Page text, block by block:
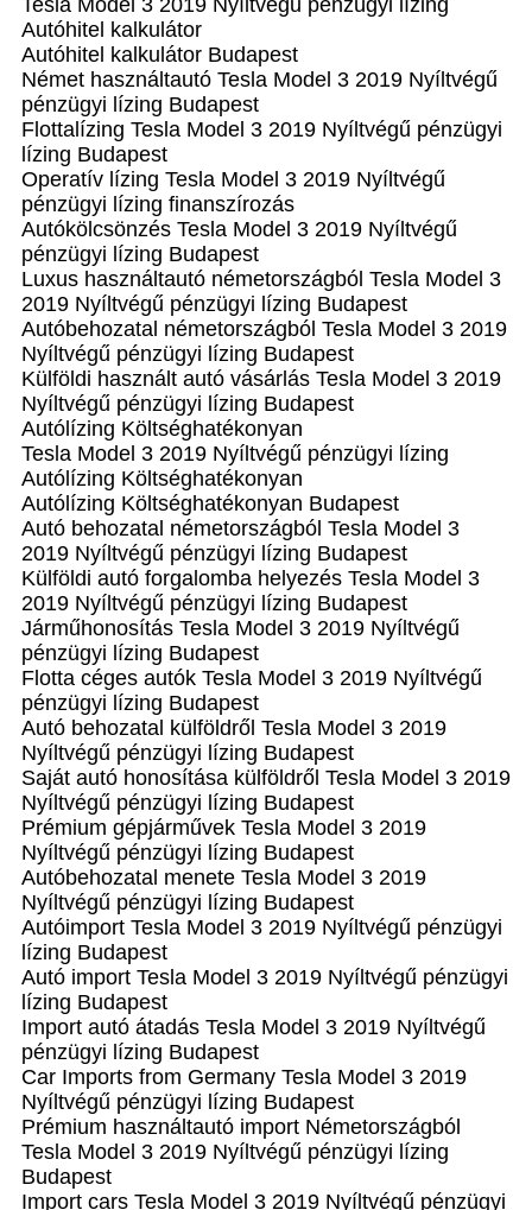
Tesla Model 3 2019 Nyíltvégű pénzügyi lízing
Autóhitel kalkulátor
Autóhitel kalkulátor Budapest
Német használtautó Tesla Model 3 2019 Nyíltvégű
pénzügyi lízing Budapest
Flottalízing Tesla Model 3 2019 Nyíltvégű pénzügyi
lízing Budapest
Operatív lízing Tesla Model 3 2019 Nyíltvégű
pénzügyi lízing finanszírozás
Autókölcsönzés Tesla Model 3 2019 Nyíltvégű
pénzügyi lízing Budapest
Luxus használtautó németországból Tesla Model 3
2019 Nyíltvégű pénzügyi lízing Budapest
Autóbehozatal németországból Tesla Model 3 2019
Nyíltvégű pénzügyi lízing Budapest
Külföldi használt autó vásárlás Tesla Model 3 2019
Nyíltvégű pénzügyi lízing Budapest
Autólízing Költséghatékonyan
Tesla Model 3 2019 Nyíltvégű pénzügyi lízing
Autólízing Költséghatékonyan
Autólízing Költséghatékonyan Budapest
Autó behozatal németországból Tesla Model 3
2019 Nyíltvégű pénzügyi lízing Budapest
Külföldi autó forgalomba helyezés Tesla Model 3
2019 Nyíltvégű pénzügyi lízing Budapest
Járműhonosítás Tesla Model 3 2019 Nyíltvégű
pénzügyi lízing Budapest
Flotta céges autók Tesla Model 3 2019 Nyíltvégű
pénzügyi lízing Budapest
Autó behozatal külföldről Tesla Model 3 2019
Nyíltvégű pénzügyi lízing Budapest
Saját autó honosítása külföldről Tesla Model 3 2019
Nyíltvégű pénzügyi lízing Budapest
Prémium gépjárművek Tesla Model 3 2019
Nyíltvégű pénzügyi lízing Budapest
Autóbehozatal menete Tesla Model 3 2019
Nyíltvégű pénzügyi lízing Budapest
Autóimport Tesla Model 3 2019 Nyíltvégű pénzügyi
lízing Budapest
Autó import Tesla Model 3 2019 Nyíltvégű pénzügyi
lízing Budapest
Import autó átadás Tesla Model 3 2019 Nyíltvégű
pénzügyi lízing Budapest
Car Imports from Germany Tesla Model 3 2019
Nyíltvégű pénzügyi lízing Budapest
Prémium használtautó import Németországból
Tesla Model 3 2019 Nyíltvégű pénzügyi lízing
Budapest
Import cars Tesla Model 3 2019 Nyíltvégű pénzügyi